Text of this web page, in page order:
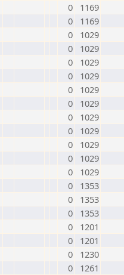
0
1169
0
1169
0
1029
0
1029
0
1029
0
1029
0
1029
0
1029
0
1029
0
1029
0
1029
0
1029
0
1029
0
1353
0
1353
0
1353
0
1201
0
1201
0
1230
0
1261